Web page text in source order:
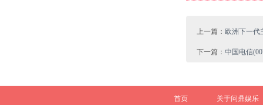
上一篇： 欧洲下一代
下一篇： 中国电信
首页 关于问鼎娱乐